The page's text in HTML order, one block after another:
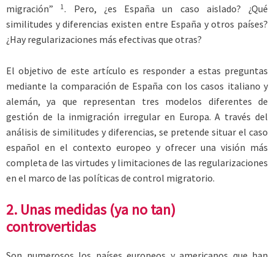
migración”1 . Pero, ¿es España un caso aislado? ¿Qué
similitudes y diferencias existen entre España y otros países?
¿Hay regularizaciones más efectivas que otras?
El objetivo de este artículo es responder a estas preguntas
mediante la comparación de España con los casos italiano y
alemán, ya que representan tres modelos diferentes de
gestión de la inmigración irregular en Europa. A través del
análisis de similitudes y diferencias, se pretende situar el caso
español en el contexto europeo y ofrecer una visión más
completa de las virtudes y limitaciones de las regularizaciones
en el marco de las políticas de control migratorio.
2. Unas medidas (ya no tan)
controvertidas